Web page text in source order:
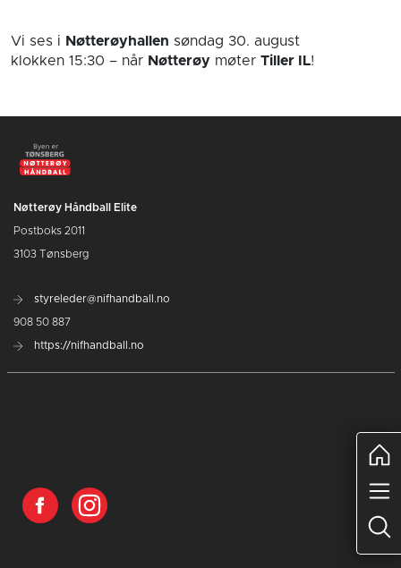
Vi ses i Nøtterøyhallen søndag 30. august
klokken 15:30 – når Nøtterøy møter Tiller IL!
Nøtterøy Håndball Elite
Postboks 2011
3103 Tønsberg
styreleder@nifhandball.no
908 50 887
https://nifhandball.no